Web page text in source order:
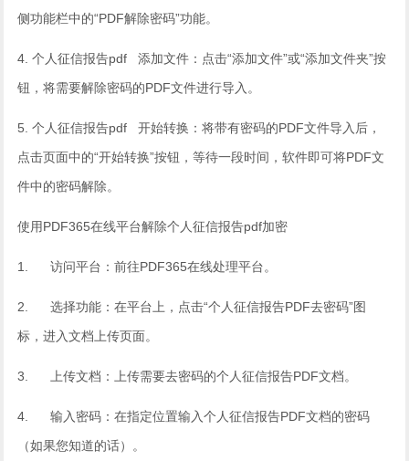
侧功能栏中的“PDF解除密码”功能。
4. 个人征信报告pdf‌ 添加文件‌：点击“添加文件”或“添加文件夹”按
钮，将需要解除密码的PDF文件进行导入。
5. 个人征信报告pdf‌ 开始转换‌：将带有密码的PDF文件导入后，
点击页面中的“开始转换”按钮，等待一段时间，软件即可将PDF文
件中的密码解除。
使用PDF365在线平台解除个人征信报告pdf加密
1. ‌ 访问平台‌：前往PDF365在线处理平台。
2. ‌ 选择功能‌：在平台上，点击“个人征信报告PDF去密码”图
标，进入文档上传页面。
3. ‌ 上传文档‌：上传需要去密码的个人征信报告PDF文档。
4. ‌ 输入密码‌：在指定位置输入个人征信报告PDF文档的密码
（如果您知道的话）。